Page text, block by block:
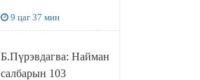
9 цаг 37 мин
Б.Пүрэвдагва: Найман
салбарын 103